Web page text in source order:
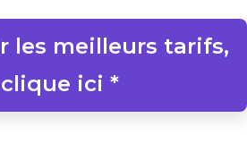
les meilleurs tarifs,
ici *